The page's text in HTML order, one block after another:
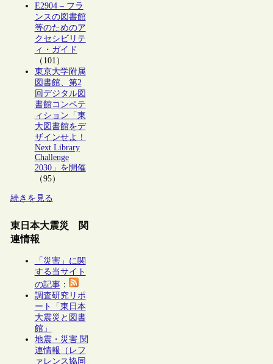
E2904 – フラ
ンスの図書館
等のためのア
クセシビリテ
ィ・ガイド
（101）
東京大学附属
図書館、第2
回デジタル図
書館コンペテ
ィション「東
大図書館をデ
ザインせよ！
Next Library
Challenge
2030」を開催
（95）
続きを見る
東日本大震災 関
連情報
「災害」に関
する当サイト
の記事：
調査研究リポ
ート「東日本
大震災と図書
館」
地震・災害 関
連情報（レフ
ァレンス協同